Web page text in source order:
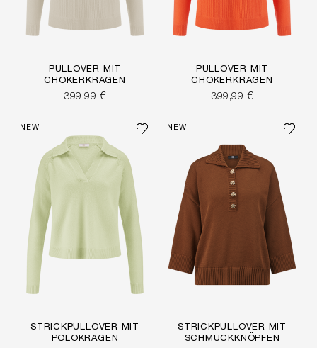
PULLOVER MIT
CHOKERKRAGEN
399,99 €
PULLOVER MIT
CHOKERKRAGEN
399,99 €
NEW
STRICKPULLOVER MIT
POLOKRAGEN
NEW
STRICKPULLOVER MIT
SCHMUCKKNÖPFEN